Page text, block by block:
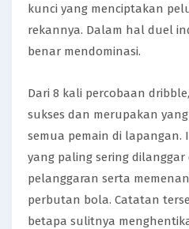
kunci yang menciptakan
rekannya. Dalam hal duel
benar mendominasi.
Dari 8 kali percobaan
sukses dan merupakan
semua pemain di lapangan.
yang paling sering
pelanggaran serta
perbutan bola. Catatan
betapa sulitnya